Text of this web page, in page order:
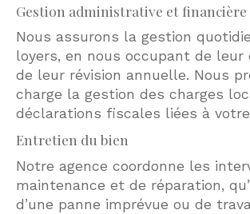
Gestion administrative et financière
Nous assurons la gestion
loyers, en nous occupant de
de leur révision annuelle. Nous
charge la gestion des charges
déclarations fiscales liées à
Entretien du bien
Notre agence coordonne les
maintenance et de réparation,
d’une panne imprévue ou de